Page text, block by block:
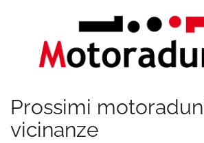
Prossimi
vicinanze